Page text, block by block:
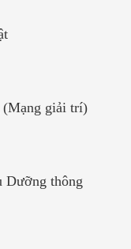
(Mạng giải trí)
Dưỡng thông